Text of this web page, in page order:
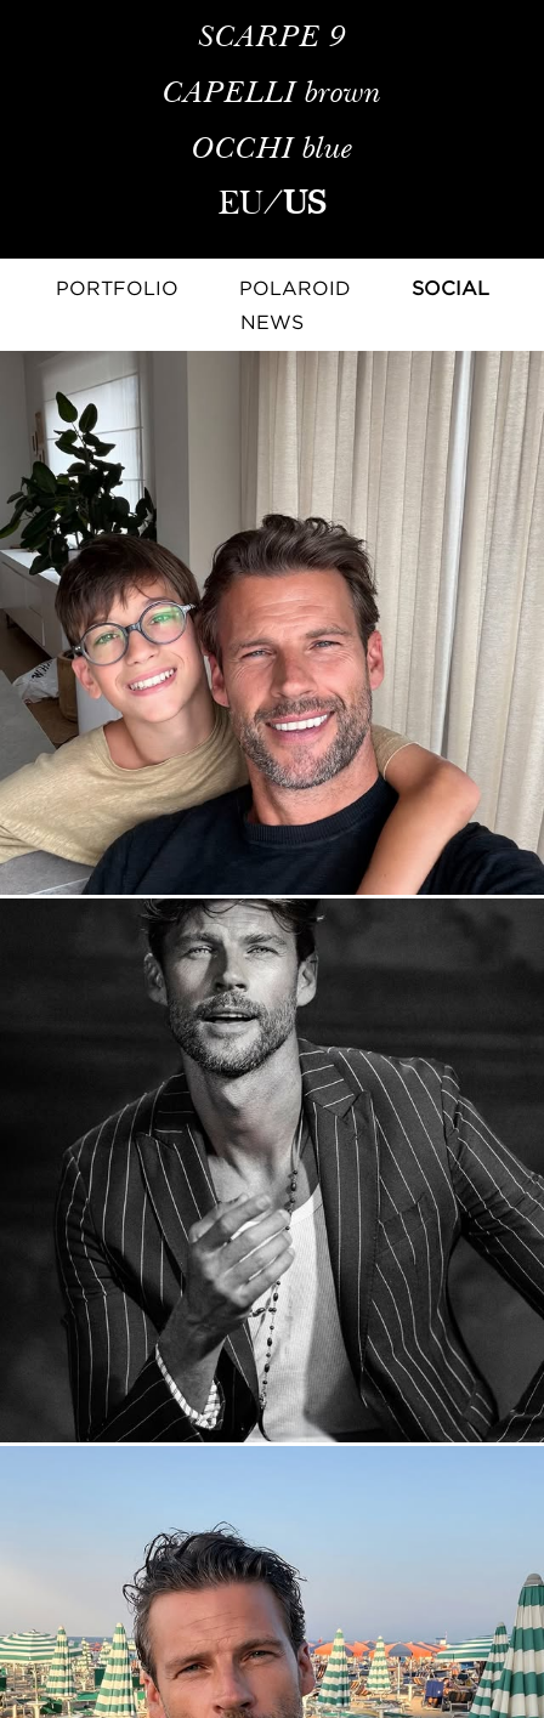
SCARPE 9
CAPELLI brown
OCCHI blue
EU/US
PORTFOLIO POLAROID
SOCIAL
NEWS